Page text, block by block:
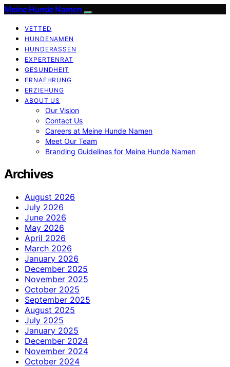
Meine Hunde Namen
VETTED
HUNDENAMEN
HUNDERASSEN
EXPERTENRAT
GESUNDHEIT
ERNAEHRUNG
ERZIEHUNG
ABOUT US
Our Vision
Contact Us
Careers at Meine Hunde Namen
Meet Our Team
Branding Guidelines for Meine Hunde Namen
Archives
August 2026
July 2026
June 2026
May 2026
April 2026
March 2026
January 2026
December 2025
November 2025
October 2025
September 2025
August 2025
July 2025
January 2025
December 2024
November 2024
October 2024